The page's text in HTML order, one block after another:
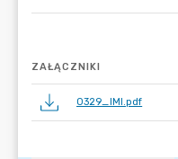
ZAŁĄCZNIKI
0329_IMI.pdf